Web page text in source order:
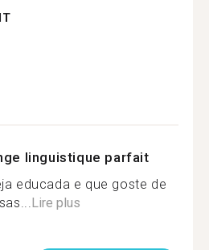
linguistique parfait
educada e que goste de
Lire plus